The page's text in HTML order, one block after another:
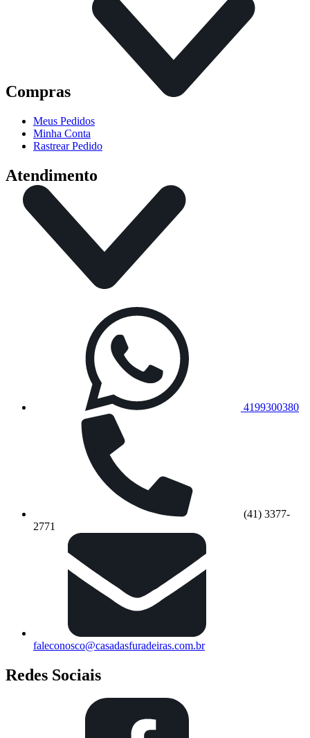
Compras
Meus Pedidos
Minha Conta
Rastrear Pedido
Atendimento
4199300380
(41) 3377-
2771
faleconosco@casadasfuradeiras.com.br
Redes Sociais